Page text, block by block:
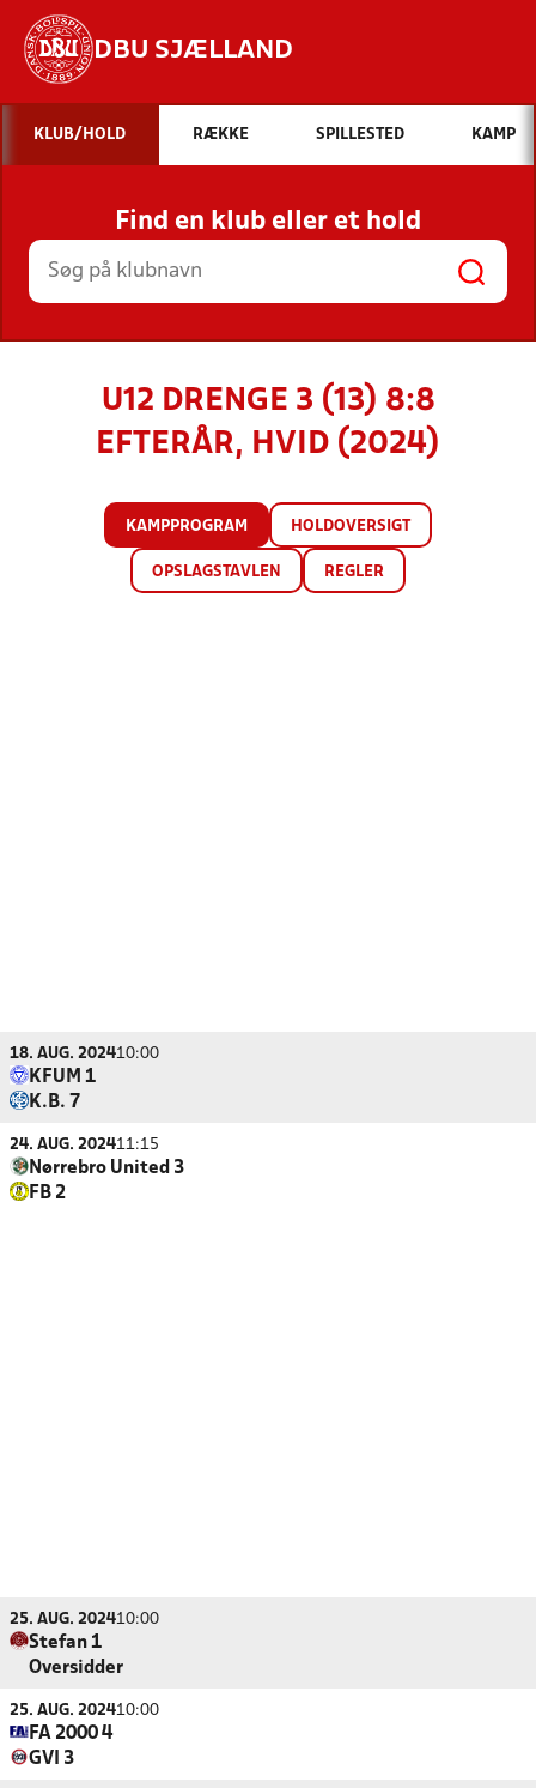
DBU SJÆLLAND
Hvad vil du søge efter?
INDHOLD OG NYHEDER
STILLINGER, RESULTATER, KLUBBER OG
HOLD
KLUB/HOLD RÆKKE SPILLESTED KAMP
Find en klub eller et hold
U12 DRENGE 3 (13) 8:8
EFTERÅR, HVID (2024)
KAMPPROGRAM HOLDOVERSIGT
OPSLAGSTAVLEN REGLER
18. AUG. 202410:00
KFUM 1
K.B. 7
24. AUG. 202411:15
Nørrebro United 3
FB 2
25. AUG. 202410:00
Stefan 1
Oversidder
25. AUG. 202410:00
FA 2000 4
GVI 3